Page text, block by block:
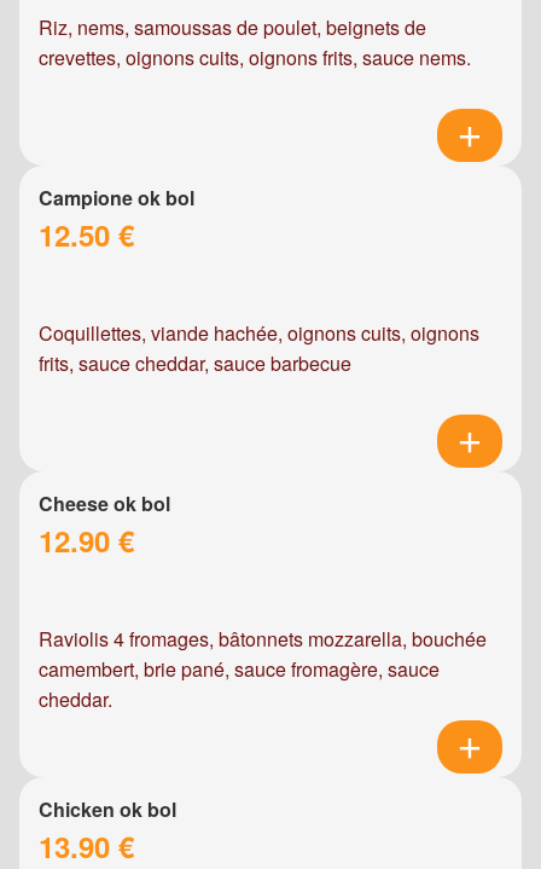
Riz, nems, samoussas de poulet, beignets de
crevettes, oignons cuits, oignons frits, sauce nems.
Campione ok bol
12.50 €
Coquillettes, viande hachée, oignons cuits, oignons
frits, sauce cheddar, sauce barbecue
Cheese ok bol
12.90 €
Raviolis 4 fromages, bâtonnets mozzarella, bouchée
camembert, brie pané, sauce fromagère, sauce
cheddar.
Chicken ok bol
13.90 €